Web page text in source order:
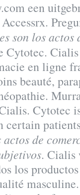
een
son los actos
Cytotec.
en ligne
beauté,
Cytotec
certain
actos de
. Cialis
los